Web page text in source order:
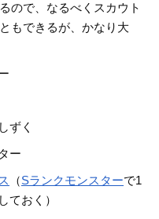
ので、なるべくスカウト
もできるが、かなり大
ずく
ー
（Sランクモンスターで1
ておく）